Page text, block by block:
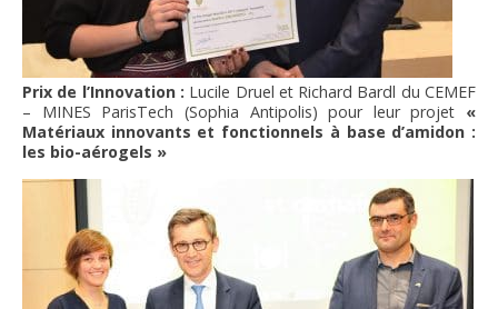
Prix de l’Innovation : Lucile Druel et Richard Bardl du CEMEF
– MINES ParisTech (Sophia Antipolis) pour leur projet «
Matériaux innovants et fonctionnels à base d’amidon :
les bio-aérogels »